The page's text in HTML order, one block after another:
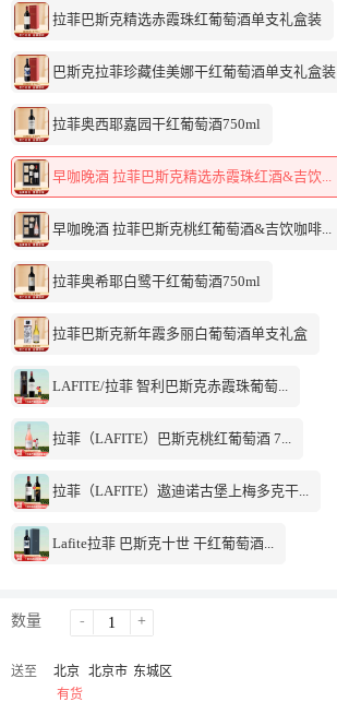
拉菲巴斯克精选赤霞珠红葡萄酒单支礼盒装
巴斯克拉菲珍藏佳美娜干红葡萄酒单支礼盒装
拉菲奥西耶嘉园干红葡萄酒750ml
早咖晚酒 拉菲巴斯克精选赤霞珠红酒&吉饮...
早咖晚酒 拉菲巴斯克桃红葡萄酒&吉饮咖啡...
拉菲奥希耶白鹭干红葡萄酒750ml
拉菲巴斯克新年霞多丽白葡萄酒单支礼盒
LAFITE/拉菲 智利巴斯克赤霞珠葡萄...
拉菲（LAFITE）巴斯克桃红葡萄酒 7...
拉菲（LAFITE）遨迪诺古堡上梅多克干...
Lafite拉菲 巴斯克十世 干红葡萄酒...
数量 - +
送至 北京 北京市 东城区
有货